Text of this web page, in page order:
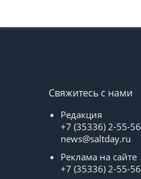
Свяжитесь с нами
Редакция
+7 (35336) 2-55-56
news@saltday.ru
Реклама на сайте
+7 (35336) 2-55-56